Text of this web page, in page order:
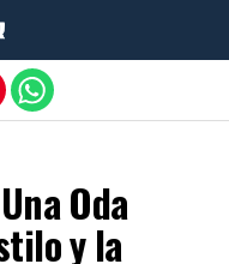
Oda
y la
móvil